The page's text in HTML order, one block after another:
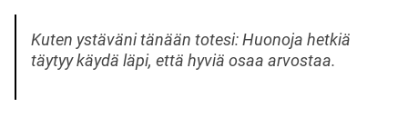
Kuten ystäväni tänään totesi: Huonoja hetkiä
täytyy käydä läpi, että hyviä osaa arvostaa.